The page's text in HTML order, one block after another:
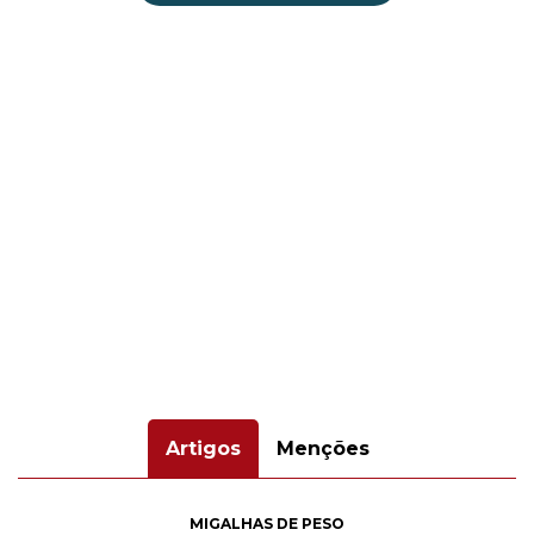
Artigos Menções
MIGALHAS DE PESO